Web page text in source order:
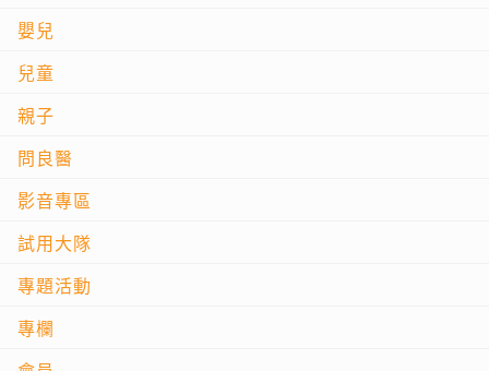
嬰兒
兒童
親子
問良醫
影音專區
試用大隊
專題活動
專欄